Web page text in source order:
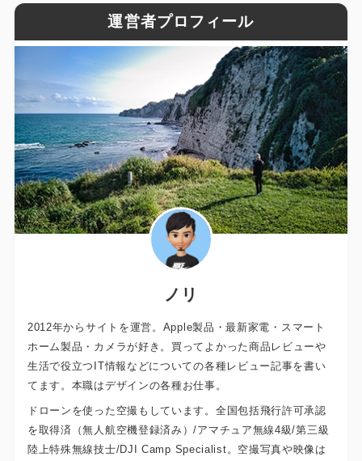
運営者プロフィール
ノリ
2012年からサイトを運営。Apple製品・最新家電・スマート
ホーム製品・カメラが好き。買ってよかった商品レビューや
生活で役立つIT情報などについての各種レビュー記事を書い
てます。本職はデザインの各種お仕事。
ドローンを使った空撮もしています。全国包括飛行許可承認
を取得済（無人航空機登録済み）/アマチュア無線4級/第三級
陸上特殊無線技士/DJI Camp Specialist。空撮写真や映像は